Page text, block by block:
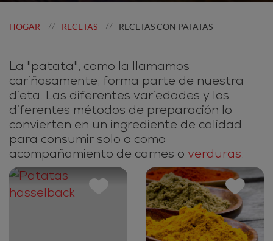
HOGAR // RECETAS // RECETAS CON PATATAS
La "patata", como la llamamos
cariñosamente, forma parte de nuestra
dieta. Las diferentes variedades y los
diferentes métodos de preparación lo
convierten en un ingrediente de calidad
para consumir solo o como
acompañamiento de carnes o verduras.